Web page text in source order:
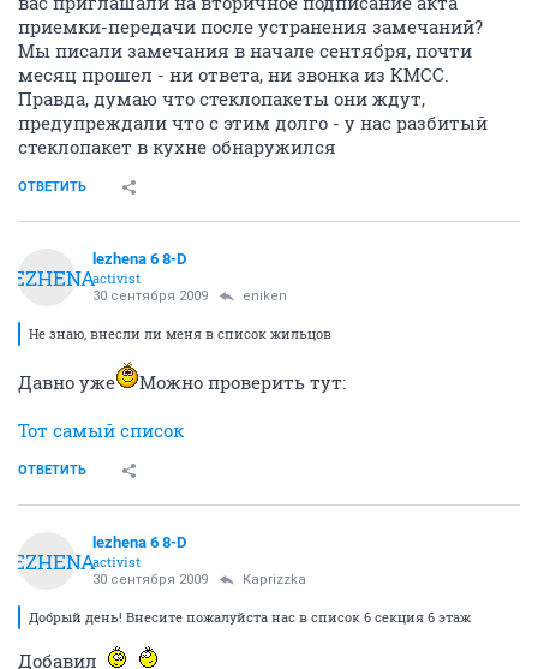
приемки-передачи после устранения замечаний?
Мы писали замечания в начале сентября, почти
месяц прошел - ни ответа, ни звонка из КМСС.
Правда, думаю что стеклопакеты они ждут,
предупреждали что с этим долго - у нас разбитый
стеклопакет в кухне обнаружился
ОТВЕТИТЬ
LEZHENA
lezhena 6 8-D
activist
30 сентября 2009 eniken
Не знаю, внесли ли меня в список жильцов
Давно уже
Можно проверить тут:
Тот самый список
ОТВЕТИТЬ
LEZHENA
lezhena 6 8-D
activist
30 сентября 2009 Kaprizzka
Добрый день! Внесите пожалуйста нас в список 6 секция 6 этаж
Добавил